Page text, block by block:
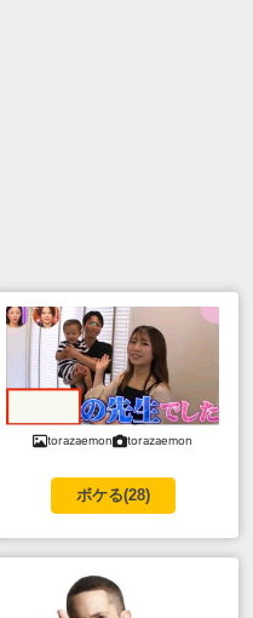
torazaemon torazaemon
ボケる(28)